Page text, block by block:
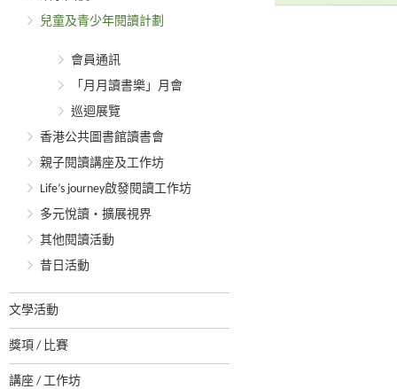
兒童及青少年閱讀計劃
會員通訊
「月月讀書樂」月會
巡迴展覽
香港公共圖書館讀書會
親子閱讀講座及工作坊
Life’s journey啟發閱讀工作坊
多元悅讀‧擴展視界
其他閱讀活動
昔日活動
文學活動
獎項 / 比賽
講座 / 工作坊